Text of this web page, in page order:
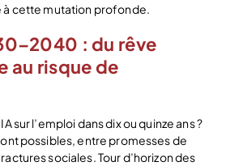
cette mutation profonde.
: du rêve
au risque de
sur l’emploi dans dix ou quinze ans ?
possibles, entre promesses de
sociales. Tour d’horizon des